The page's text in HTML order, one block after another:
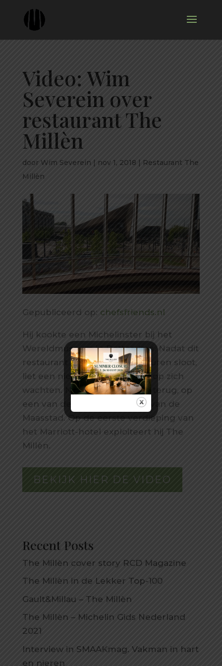
Video: Wim
Severein over
restaurant The
Millèn
door Wim Severein | nov 1, 2018 | Restaurant The
Millèn
Gepubliceerd op: chefsfriends.nl
Hij kookte een Michelinster bij het
Wereldmuseum in Rotterdam. Nadat dit
restaurant onverwacht de deuren sloot,
liet een nieuw avontuur even op zich
wachten. Nu is Wim Severein terug, op
een van de mooiste plekken van de
Maasstad. Op de eerste verdieping van
het Marriott-hotel exploiteert hij The
Millèn.
BEKIJK HIER DE VIDEO
Recent Posts
The Millèn cover story RCD Magazine
The Millèn in de Lekker Top-100
Gault&Millau – The Millèn
The Millèn – Michelin Gids Nederland
2021
Interview in SMAAKmag. Vakman in hart
en nieren